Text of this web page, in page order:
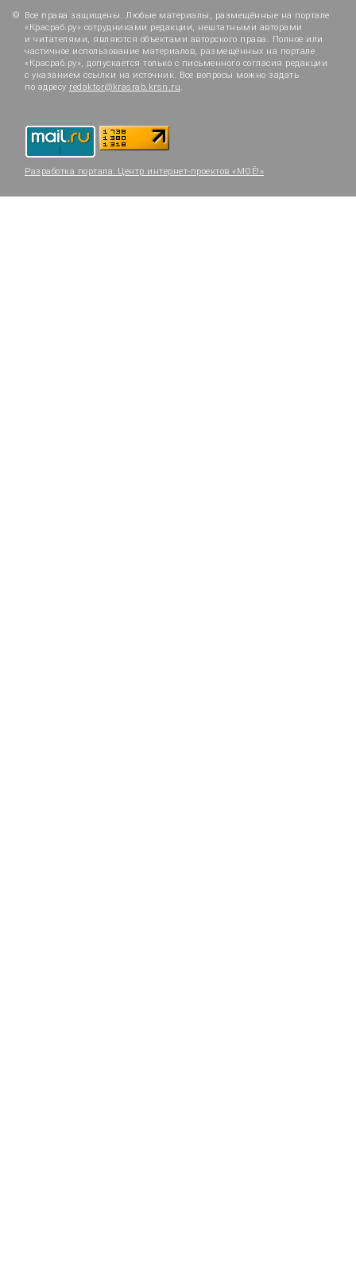
Все права защищены. Любые материалы, размещённые на портале
«Красраб.ру» сотрудниками редакции, нештатными авторами
и читателями, являются объектами авторского права. Полное или
частичное использование материалов, размещённых на портале
«Красраб.ру», допускается только с письменного согласия редакции
с указанием ссылки на источник. Все вопросы можно задать
по адресу redaktor@krasrab.krsn.ru.
Разработка портала: Центр интернет-проектов «МОЁ!»